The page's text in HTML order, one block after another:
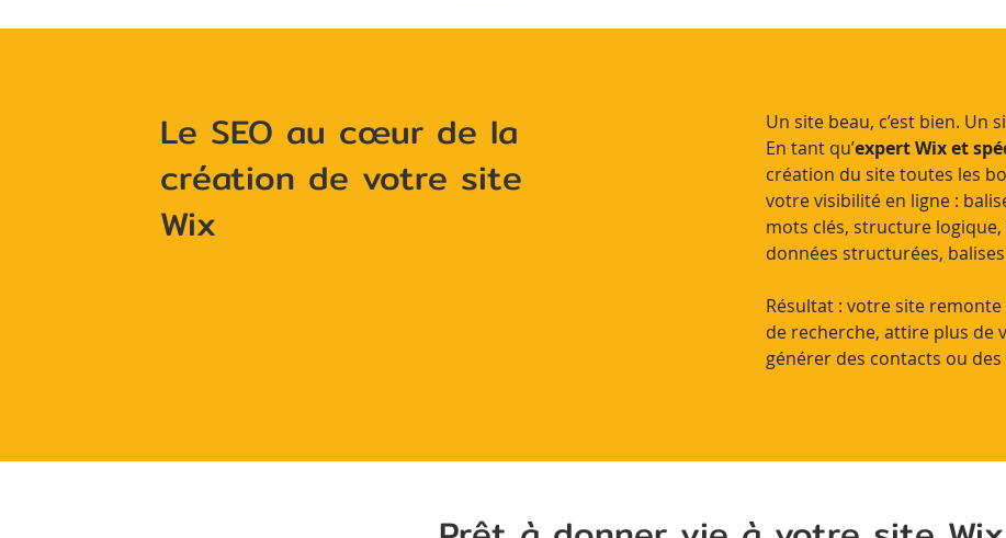
Le SEO au cœur de la
création de votre site
Wix
Un site beau, c’est bien. Un
En tant qu’expert Wix et
création du site toutes les
votre visibilité en ligne :
mots clés, structure
données structurées,
Résultat : votre site
de recherche, attire plus de
générer des contacts ou des